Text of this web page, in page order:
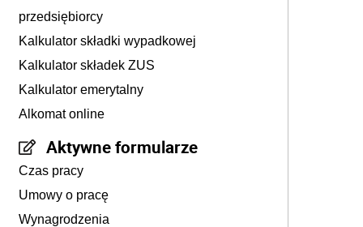
przedsiębiorcy
Kalkulator składki wypadkowej
Kalkulator składek ZUS
Kalkulator emerytalny
Alkomat online
Aktywne formularze
Czas pracy
Umowy o pracę
Wynagrodzenia